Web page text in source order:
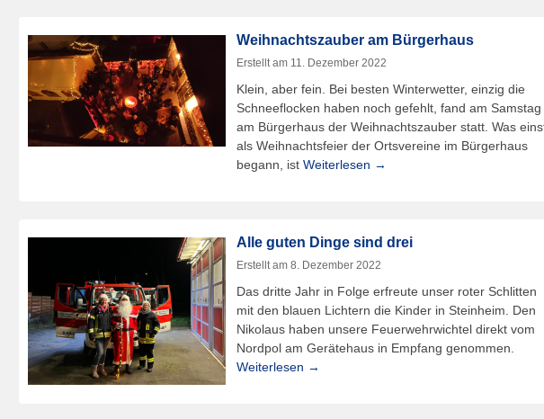
Weihnachtszauber am Bürgerhaus
Erstellt am 11. Dezember 2022
Klein, aber fein. Bei besten Winterwetter, einzig die
Schneeflocken haben noch gefehlt, fand am Samstag
am Bürgerhaus der Weihnachtszauber statt. Was
als Weihnachtsfeier der Ortsvereine im Bürgerhaus
begann, ist Weiterlesen →
Alle guten Dinge sind drei
Erstellt am 8. Dezember 2022
Das dritte Jahr in Folge erfreute unser roter Schlitten
mit den blauen Lichtern die Kinder in Steinheim. Den
Nikolaus haben unsere Feuerwehrwichtel direkt vom
Nordpol am Gerätehaus in Empfang genommen.
Weiterlesen →